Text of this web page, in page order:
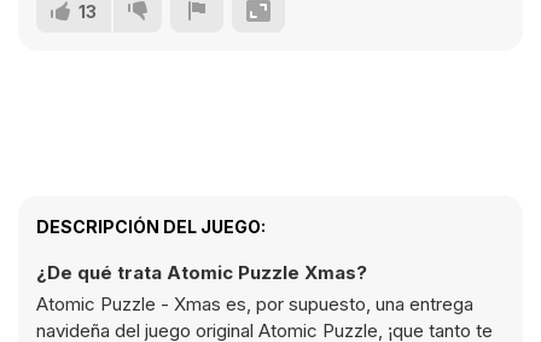
13
DESCRIPCIÓN DEL JUEGO:
¿De qué trata Atomic Puzzle Xmas?
Atomic Puzzle - Xmas es, por supuesto, una entrega
navideña del juego original Atomic Puzzle, ¡que tanto te